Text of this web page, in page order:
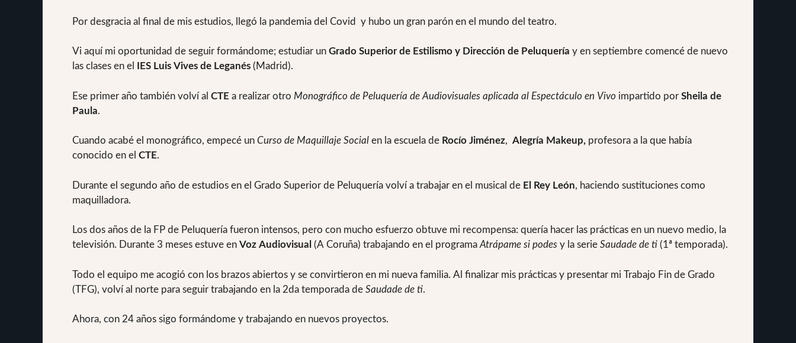
Por desgracia al final de mis estudios, llegó la pandemia del Covid y hubo un gran parón en el mundo del teatro.
Vi aquí mi oportunidad de seguir formándome; estudiar un Grado Superior de Estilismo y Dirección de Peluquería y en septiembre comencé de nuevo
las clases en el
IES Luis Vives de Leganés (Madrid).
Ese primer año también volví al CTE a realizar otro Monográfico de Peluquería de Audiovisuales aplicada al Espectáculo en Vivo impartido por Sheila de
Paula.
Cuando acabé el monográfico, empecé un Curso de Maquillaje Social en la escuela de Rocío Jiménez, Alegría Makeup, profesora a la que había
conocido en el CTE.
Durante el segundo año de estudios en el Grado Superior de Peluquería volví a trabajar en el musical de El Rey León, haciendo sustituciones como
maquilladora.
Los dos años de la FP de Peluquería fueron intensos, pero con mucho esfuerzo obtuve mi recompensa: quería hacer las prácticas en un nuevo medio, la
televisión. Durante 3 meses estuve en Voz Audiovisual (A Coruña) trabajando en el programa Atrápame si podes y la serie Saudade de ti (1ª temporada).
Todo el equipo me acogió con los brazos abiertos y se convirtieron en mi nueva familia. Al finalizar mis prácticas y presentar mi Trabajo Fin de Grado
(TFG), volví al norte para seguir trabajando en la 2da temporada de Saudade de ti.
Ahora, con 24 años sigo formándome y trabajando en nuevos proyectos.